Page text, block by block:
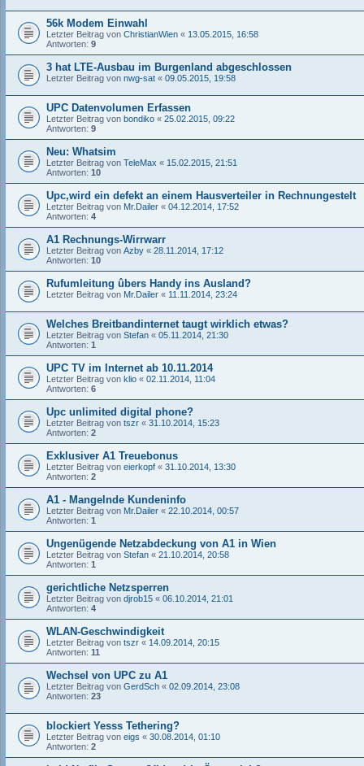
56k Modem Einwahl
Letzter Beitrag von ChristianWien « 13.05.2015, 16:58
Antworten: 9
3 hat LTE-Ausbau im Burgenland abgeschlossen
Letzter Beitrag von nwg-sat « 09.05.2015, 19:58
UPC Datenvolumen Erfassen
Letzter Beitrag von bondiko « 25.02.2015, 09:22
Antworten: 9
Neu: Whatsim
Letzter Beitrag von TeleMax « 15.02.2015, 21:51
Antworten: 10
Upc,wird ein defekt an einem Hausverteiler in Rechnungestelt
Letzter Beitrag von Mr.Dailer « 04.12.2014, 17:52
Antworten: 4
A1 Rechnungs-Wirrwarr
Letzter Beitrag von Azby « 28.11.2014, 17:12
Antworten: 10
Rufumleitung ûbers Handy ins Ausland?
Letzter Beitrag von Mr.Dailer « 11.11.2014, 23:24
Welches Breitbandinternet taugt wirklich etwas?
Letzter Beitrag von Stefan « 05.11.2014, 21:30
Antworten: 1
UPC TV im Internet ab 10.11.2014
Letzter Beitrag von klio « 02.11.2014, 11:04
Antworten: 6
Upc unlimited digital phone?
Letzter Beitrag von tszr « 31.10.2014, 15:23
Antworten: 2
Exklusiver A1 Treuebonus
Letzter Beitrag von eierkopf « 31.10.2014, 13:30
Antworten: 2
A1 - Mangelnde Kundeninfo
Letzter Beitrag von Mr.Dailer « 22.10.2014, 00:57
Antworten: 1
Ungenügende Netzabdeckung von A1 in Wien
Letzter Beitrag von Stefan « 21.10.2014, 20:58
Antworten: 1
gerichtliche Netzsperren
Letzter Beitrag von djrob15 « 06.10.2014, 21:01
Antworten: 4
WLAN-Geschwindigkeit
Letzter Beitrag von tszr « 14.09.2014, 20:15
Antworten: 11
Wechsel von UPC zu A1
Letzter Beitrag von GerdSch « 02.09.2014, 23:08
Antworten: 23
blockiert Yesss Tethering?
Letzter Beitrag von eigs « 30.08.2014, 01:10
Antworten: 2